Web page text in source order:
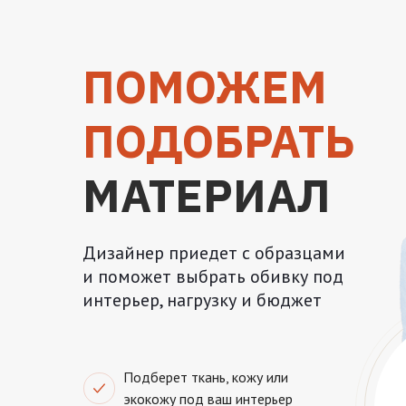
Дизайнер приедет с образцами
и поможет выбрать обивку под
интерьер, нагрузку и бюджет
Подберет ткань, кожу или
экокожу под ваш интерьер
ПОМОЖЕМ
ПОДОБРАТЬ
МАТЕРИАЛ